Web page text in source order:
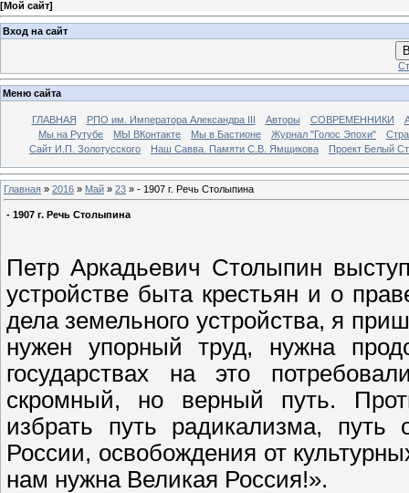
[Мой сайт]
Вход на сайт
Меню сайта
ГЛАВНАЯ РПО им. Императора Александра III Авторы СОВРЕМЕННИКИ
Мы на Рутубе
МЫ ВКонтакте Мы в Бастионе Журнал "Голос Эпохи"
Сайт И.П. Золотусского
Наш Савва. Памяти С.В. Ямщикова Проект Белый
Главная » 2016 » Май » 23 » - 1907 г. Речь Столыпина
- 1907 г. Речь Столыпина
Петр Аркадьевич Столыпин
устройстве быта крестьян и о
дела земельного устройства, я
нужен упорный труд, нужна
государствах на это
скромный, но верный путь.
избрать путь радикализма, путь
России, освобождения от
нам нужна Великая Россия!».